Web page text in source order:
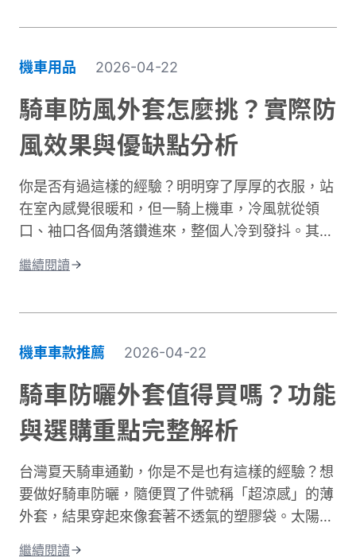
下來容易造成曬傷、曬黑，甚至加速肌膚老化。別
擔心，做好紫外線防護並不複雜！本文將帶你了解
台灣氣候下的曝曬風險，並分享從頭部到腳部的完
整防曬裝備選擇。只要掌握正確方法，你也能在享
受騎車樂趣的同時，有效保護肌膚，遠離曬傷困
機車用品 2026-04-22
騎車防風外套怎麼挑？實際防
風效果與優缺點分析
你是否有過這樣的經驗？明明穿了厚厚的衣服，站
在室內感覺很暖和，但一騎上機車，冷風就從領
口、袖口各個角落鑽進來，整個人冷到發抖。其實
護。台灣氣候的冬季雖然氣溫很少跌破0度，但
擊。當你在冬季騎車時，迎面而來的強風會快速破
壞人體周圍的隔熱空氣層。即使環境溫度有
10°C，在時速 50 公里的風壓下，體感溫度約降至
5 至 6°C 左右，溫降幅度接近一半。 更糟的是，
台灣冬季平均相對濕度經常高於75%。潮濕空氣傳
灌進衣服裡，身體必須消耗更多能量去加熱這些水
分子，騎車保暖變得格外困難。這就是為什麼一件
真正有效的防寒外套對機車族來說不只是選配，而
是冬季的必需品。接下來我們將深入分析如何挑選
繼續閱讀
機車車款推薦 2026-04-22
騎車防曬外套值得買嗎？功能
與選購重點完整解析
台灣夏天騎車通勤，你是不是也有這樣的經驗？想
要做好騎車防曬，隨便買了件號稱「超涼感」的薄
外套，結果穿起來像套著不透氣的塑膠袋。太陽確
繼續閱讀